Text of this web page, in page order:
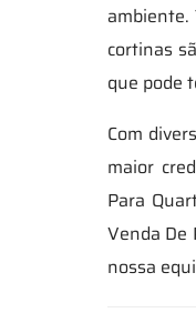
ambiente.
cortinas
que pode
Com
maior
Para
Venda De
nossa